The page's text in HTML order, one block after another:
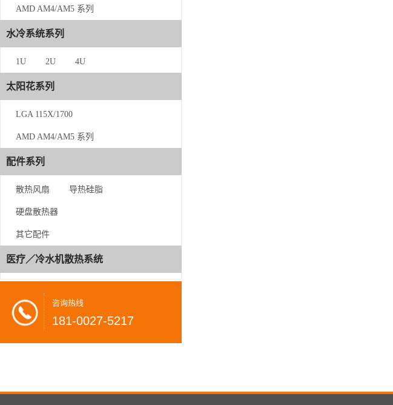
AMD AM4/AM5 系列
水冷系统系列
1U
2U
太阳花系列
LGA 115X/1700
配件系列
散热风扇
导热硅脂
其它配件
医疗／冷水机散热系统
热
AMD AM4/AM5 系列
水冷系统系列
1U 2U 4U
太阳花系列
LGA 115X/1700
AMD AM4/AM5 系列
配件系列
散热风扇 导热硅脂
硬盘散热器
其它配件
医疗／冷水机散热系统
咨询热线
181-0027-5217